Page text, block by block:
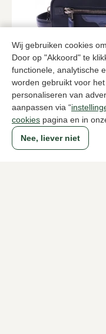
Wij gebruiken cookies
Door op "Akkoord" te
functionele, analytische
worden gebruikt voor
personaliseren van
aanpassen via “
cookies pagina en in
Nee, liever niet
Santoni
Blauwe tassen heren
449,95